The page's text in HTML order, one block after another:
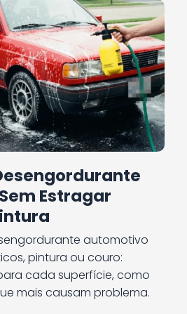
Estragar
automotivo
pintura ou couro:
cada superfície, como
mais causam problema.